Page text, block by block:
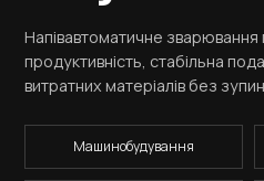
Напівавтоматичне зварювання
продуктивність, стабільна
витратних матеріалів без
Машинобудування